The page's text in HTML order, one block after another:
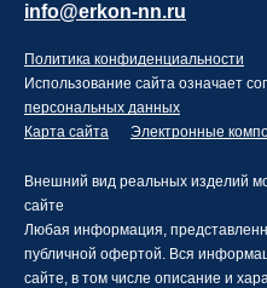
info@erkon-nn.ru
Политика конфиденциальности
Использование сайта означает
персональных данных
Карта сайта
Электронные
Внешний вид реальных изделий
сайте
Любая информация,
публичной офертой. Вся
сайте, в том числе описание и